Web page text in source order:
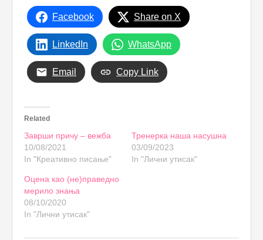
Facebook Share on X
LinkedIn WhatsApp
Email Copy Link
Related
Заврши причу – вежба
10/08/2021
In "Креативно писање"
Тренерка наша насушна
03/09/2023
In "Лични утисак"
Оцена као (не)праведно
мерило знања
08/10/2020
In "Лични утисак"